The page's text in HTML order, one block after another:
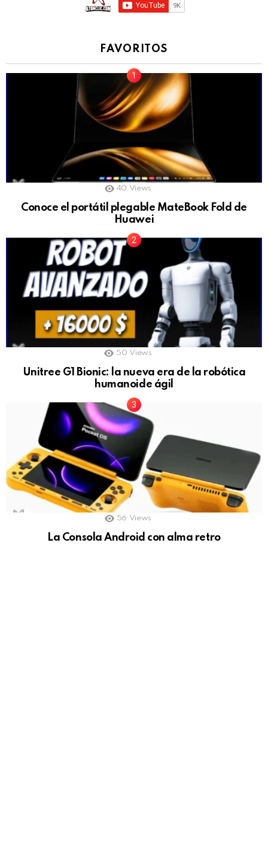
FAVORITOS
40 Views
Conoce el portátil plegable MateBook Fold de
Huawei
50 Views
Unitree G1 Bionic: la nueva era de la robótica
humanoide ágil
56 Views
La Consola Android con alma retro